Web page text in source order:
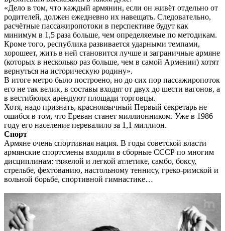
«Дело в том, что каждый армянин, если он живёт отдельно от
родителей, должен ежедневно их навещать. Следовательно,
расчётные пассажиропотоки в перспективе будут как
минимум в 1,5 раза больше, чем определяемые по методикам.
Кроме того, республика развивается ударными темпами,
хорошеет, жить в ней становится лучше и заграничные армяне
(которых в несколько раз больше, чем в самой Армении) хотят
вернуться на историческую родину».
В итоге метро было построено, но до сих пор пассажиропоток
его не так велик, в составы входят от двух до шести вагонов, а
в вестибюлях арендуют площади торговцы.
Хотя, надо признать, красноязычный Первый секретарь не
ошибся в том, что Ереван станет миллионником. Уже в 1986
году его население перевалило за 1,1 миллион.
Спорт
Армяне очень спортивная нация. В годы советской власти
армянские спортсмены входили в сборные СССР по многим
дисциплинам: тяжелой и легкой атлетике, самбо, боксу,
стрельбе, фехтованию, настольному теннису, греко-римской и
вольной борьбе, спортивной гимнастике…